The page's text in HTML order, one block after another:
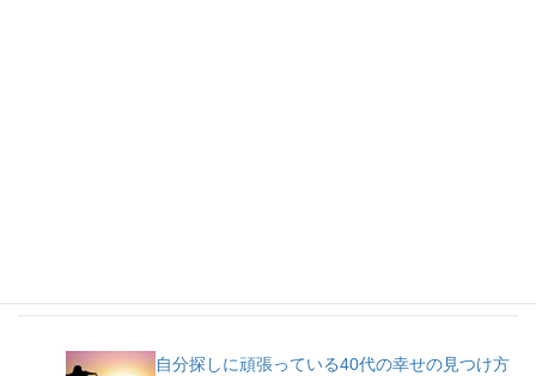
自分探しに頑張っている40代の幸せの見つけ方